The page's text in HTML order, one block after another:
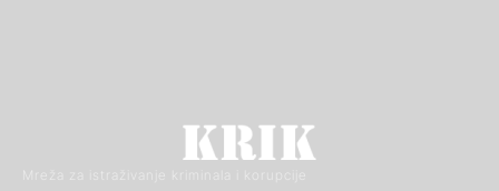
Mreža za istraživanje kriminala i korupcije